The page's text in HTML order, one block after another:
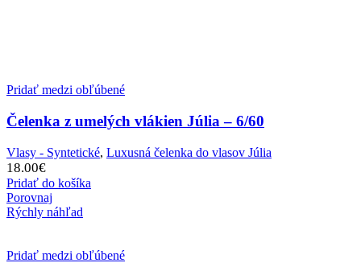
Pridať medzi obľúbené
Čelenka z umelých vlákien Júlia – 6/60
Vlasy - Syntetické, Luxusná čelenka do vlasov Júlia
18.00€
Pridať do košíka
Porovnaj
Rýchly náhľad
Pridať medzi obľúbené